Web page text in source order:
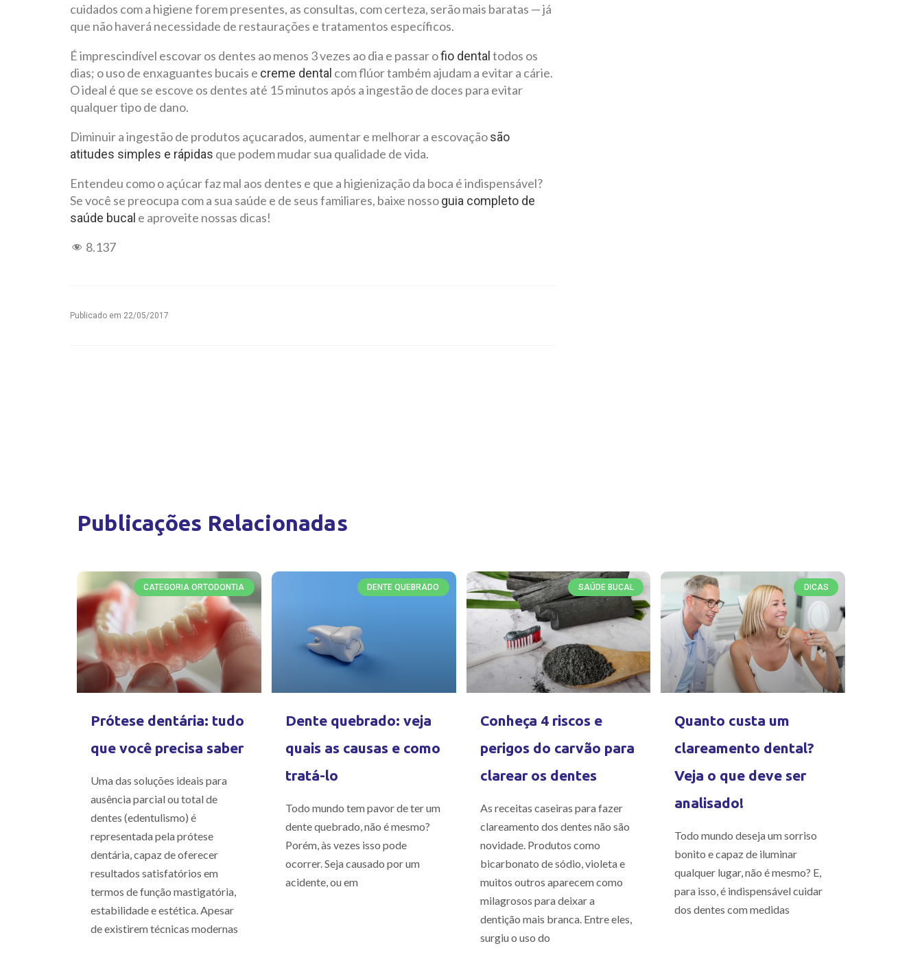
cuidados com a higiene forem presentes, as consultas, com certeza, serão mais baratas — já
que não haverá necessidade de restaurações e tratamentos específicos.
É imprescindível escovar os dentes ao menos 3 vezes ao dia e passar ofio dental todos os
dias; o uso de enxaguantes bucais e creme dental com flúor também ajudam a evitar a cárie.
O ideal é que se escove os dentes até 15 minutos após a ingestão de doces para evitar
qualquer tipo de dano.
Diminuir a ingestão de produtos açucarados, aumentar e melhorar a escovaçãosão
atitudes simples e rápidas que podem mudar sua qualidade de vida.
Entendeu como o açúcar faz mal aos dentes e que a higienização da boca é indispensável?
Se você se preocupa com a sua saúde e de seus familiares, baixe nossoguia completo de
saúde bucal e aproveite nossas dicas!
8.137
Publicado em 22/05/2017
Publicações Relacionadas
CATEGORIA ORTODONTIA
Prótese dentária: tudo
que você precisa saber
Uma das soluções ideais para
ausência parcial ou total de
dentes (edentulismo) é
representada pela prótese
dentária, capaz de oferecer
resultados satisfatórios em
termos de função mastigatória,
estabilidade e estética. Apesar
de existirem técnicas modernas
DENTE QUEBRADO
Dente quebrado: veja
quais as causas e como
tratá-lo
Todo mundo tem pavor de ter um
dente quebrado, não é mesmo?
Porém, às vezes isso pode
ocorrer. Seja causado por um
acidente, ou em
SAÚDE BUCAL
Conheça 4 riscos e
perigos do carvão para
clarear os dentes
As receitas caseiras para fazer
clareamento dos dentes não são
novidade. Produtos como
bicarbonato de sódio, violeta e
muitos outros aparecem como
milagrosos para deixar a
dentição mais branca. Entre eles,
surgiu o uso do
DICAS
Quanto custa um
clareamento dental?
Veja o que deve ser
analisado!
Todo mundo deseja um sorriso
bonito e capaz de iluminar
qualquer lugar, não é mesmo? E,
para isso, é indispensável cuidar
dos dentes com medidas